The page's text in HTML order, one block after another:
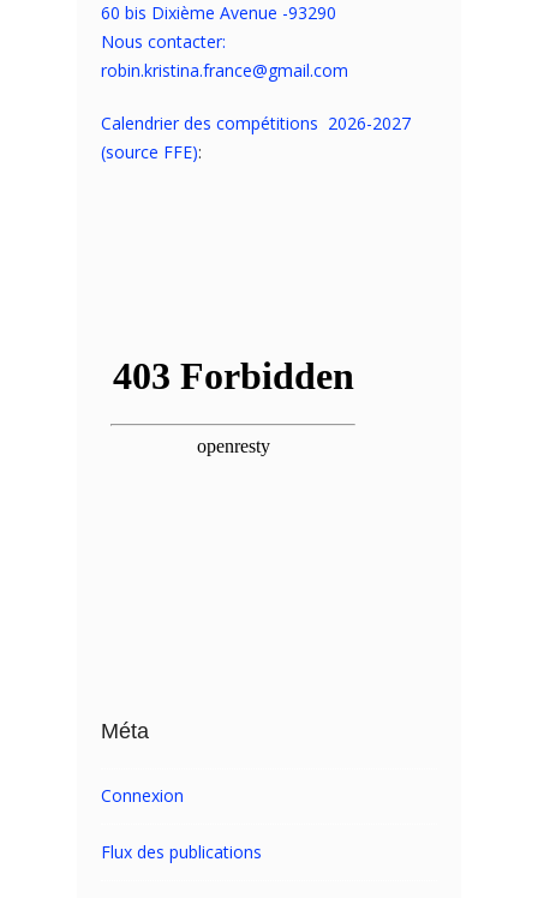
60 bis Dixième Avenue -93290
Nous contacter:
robin.kristina.france@gmail.com
Calendrier des compétitions 2026-2027
(source FFE):
Méta
Connexion
Flux des publications